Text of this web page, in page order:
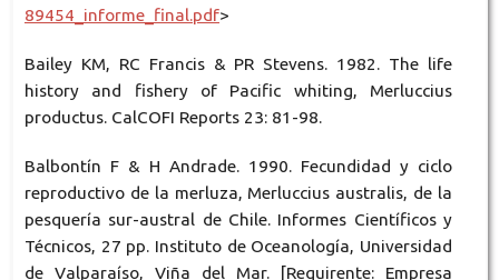
89454_informe_final.pdf>
Bailey KM, RC Francis & PR Stevens. 1982. The life
history and fishery of Pacific whiting, Merluccius
productus. CalCOFI Reports 23: 81-98.
Balbontín F & H Andrade. 1990. Fecundidad y ciclo
reproductivo de la merluza, Merluccius australis, de la
pesquería sur-austral de Chile. Informes Científicos y
Técnicos, 27 pp. Instituto de Oceanología, Universidad
de Valparaíso, Viña del Mar. [Requirente: Empresa